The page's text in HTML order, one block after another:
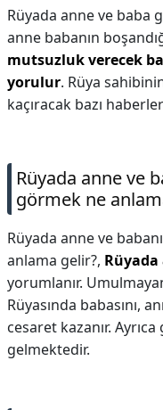
Rüyada anne ve baba
anne babanın
mutsuzluk verecek
yorulur. Rüya
kaçıracak bazı
Rüyada anne ve
görmek ne
Rüyada anne ve
anlama gelir?,
yorumlanır.
Rüyasında babasını,
cesaret kazanır.
gelmektedir.